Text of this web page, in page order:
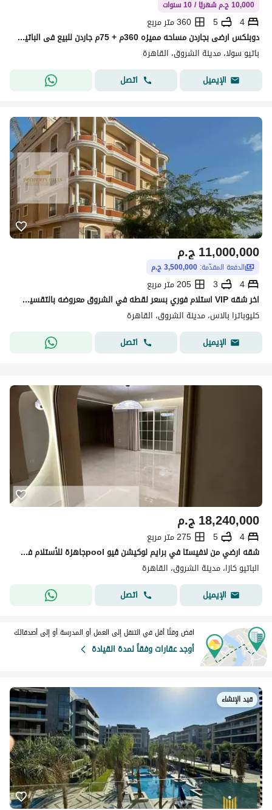
10,000 ج.م شهريًا / 10 سنوات
4
5
360 متر مربع
دوبلكس ارضى بجاردن مساحه مميزه 360م + 75م جاردن للبيع فى الباتيو سولا الشروق من شركه لافيستا دقايق لمدينتى والتجمع على طريق السويس مباشره
باتيو سولا، مدينة الشروق، القاهرة
الإيميل
اتصل
ج.م11,000,000
الدفعة المقدّمة: 3,500,000 ج.م
4
3
205 متر مربع
اخر شقه VIP استلام فوري بسعر لقطه في الشروق معروضه بالتقسيط علي اطول فتره سداد
كليوباترا بالاس، مدينة الشروق، القاهرة
الإيميل
اتصل
ج.م18,240,000
4
5
275 متر مربع
شقه ارضي من لافيستا في برايم لوكيشن ڤيو poolجاهزة للأستلام فورا بتقسيمه 4 غرف ماستر و الكمبوند ساكن بالفعل
الباتيو كازا، مدينة الشروق، القاهرة
الإيميل
اتصل
اقض وقتًا أقل في التنقل إلى العمل أو المدرسة أو إلى أصدقائك
أوجد عقارات وفقاً لمدة القيادة
قيد الإنشاء